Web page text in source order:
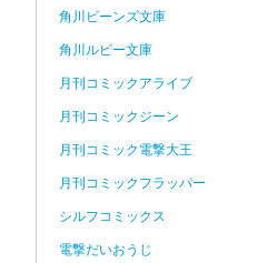
角川ビーンズ文庫
角川ルビー文庫
月刊コミックアライブ
月刊コミックジーン
月刊コミック電撃大王
月刊コミックフラッパー
シルフコミックス
電撃だいおうじ